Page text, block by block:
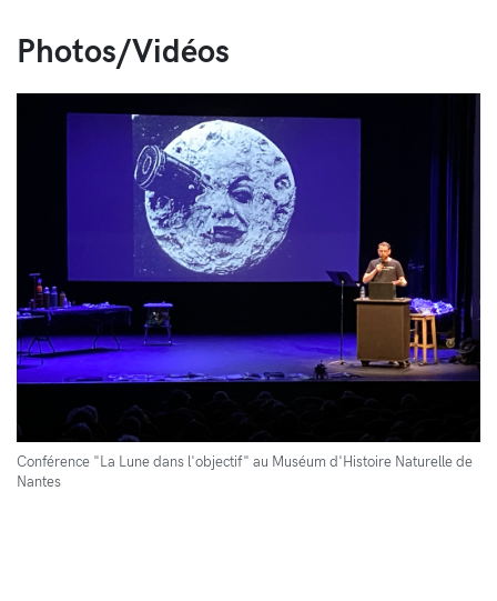
Photos/Vidéos
Conférence "La Lune dans l'objectif" au Muséum d'Histoire Naturelle de
Nantes